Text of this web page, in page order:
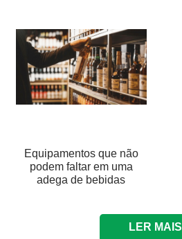
Equipamentos que não
podem faltar em uma
adega de bebidas
LER MAIS